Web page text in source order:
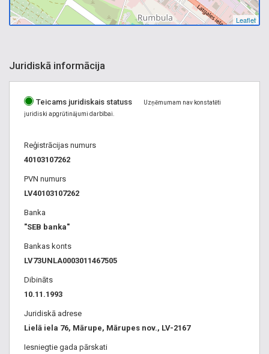
Leaflet
Juridiskā informācija
Teicams juridiskais statuss
Uzņēmumam nav konstatēti
juridiski apgrūtinājumi darbībai.
Reģistrācijas numurs
40103107262
PVN numurs
LV40103107262
Banka
"SEB banka"
Bankas konts
LV73UNLA0003011467505
Dibināts
10.11.1993
Juridiskā adrese
Lielā iela 76, Mārupe, Mārupes nov., LV-2167
Iesniegtie gada pārskati